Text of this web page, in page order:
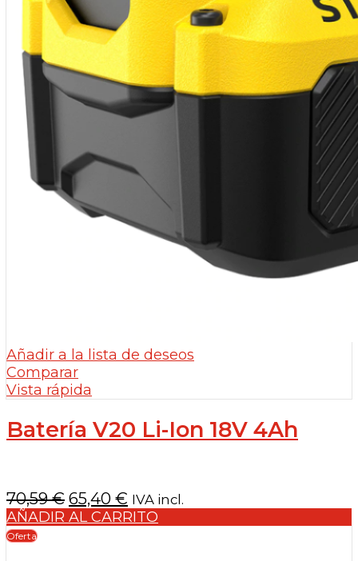
Añadir a la lista de deseos
Comparar
Vista rápida
Batería V20 Li-Ion 18V 4Ah
70,59€ El
precio
65,40 € El
precio
IVA incl.
AÑADIR AL CARRITO
Oferta